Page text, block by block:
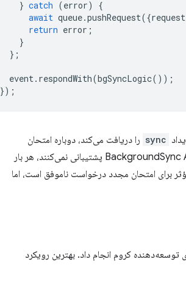
} catch (error)
{
await queue.pushRequest({request
return error ;
}
};
event. respondWith(bgSyncLogic());
});
sync را دریافت می‌کند، دوباره امتحان
می‌شوند، زیرا مرورگر فکر می‌کند شبکه دوباره در دسترس است. مرورگرهایی که از BackgroundSync API پشتیبانی نمی‌کنند، هر بار
برای امتحان مجدد درخواست ناموفق است، اما
کروم انجام داد. بهترین رویکرد